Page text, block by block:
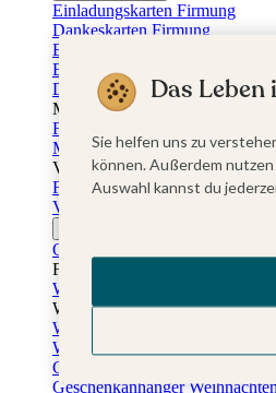
Einladungskarten Firmung
Dankeskarten Firmung
Einschulungskarten
Einladungskarten Einschulung
Danksagung Einschulung
Muttertag
Fotogeschenke Muttertag
Muttertagskarten
Vatertag
Fotogeschenke Vatertag
Vatertagskarten
Osterkarten
Fotogeschenke zu Ostern
Weihnachtskarten
Weihnachtskarten selbst
Weihnachtskarten geschäftlich
Weihnachtsfeier Einladungen
Geschenkaufkleber Weihnachten
Geschenkanhänger Weihnachten
Das
Sie helfen uns zu
können. Außerdem
Auswahl kannst du